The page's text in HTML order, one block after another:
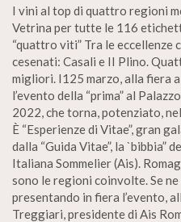
I vini al top di quattro regioni
Vetrina per tutte le 116
“quattro viti” Tra le eccellenze
cesenati: Casali e II Plino.
migliori. I125 marzo, alla fiera
l’evento della “prima” al
2022, che torna, potenziato,
È “Esperienze di Vitae”, gran
dalla “Guida Vitae”, la `bibbia”
Italiana Sommelier (Ais).
sono le regioni coinvolte. Se
presentando in fiera l’evento,
Treggiari, presidente di Ais